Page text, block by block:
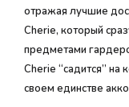
отражая лучшие
Cherie, который
предметами
Cherie “садится”
своем единстве